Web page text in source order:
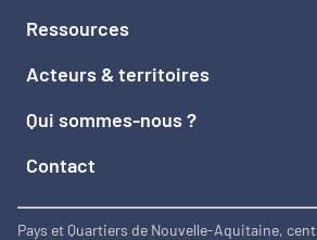
Ressources
Acteurs & territoires
Qui sommes-nous ?
Contact
Pays et Quartiers de Nouvelle-Aquitaine,